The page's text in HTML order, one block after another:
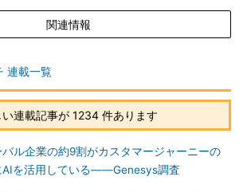
関連情報
連載一覧
い連載記事が 1234 件あります
バル企業の約9割がカスタマージャーニーの
AIを活用している――Genesys調査